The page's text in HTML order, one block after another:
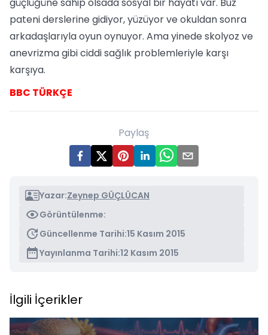
pateni derslerine gidiyor, yüzüyor ve okuldan sonra
arkadaşlarıyla oyun oynuyor. Ama yinede skolyoz ve
anevrizma gibi ciddi sağlık problemleriyle karşı
karşıya.
BBC TÜRKÇE
Paylaş
Yazar:Zeynep GÜÇLÜCAN
Görüntülenme:
Güncellenme Tarihi:15 Kasım 2015
Yayınlanma Tarihi:12 Kasım 2015
İlgili İçerikler